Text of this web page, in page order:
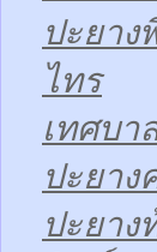
ปะยาง
ไทร
เทศบา
ปะยาง
ปะยาง